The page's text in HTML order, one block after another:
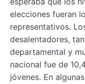
elecciones fueran
representativos.
desalentadores,
departamental y
nacional fue de
jóvenes. En